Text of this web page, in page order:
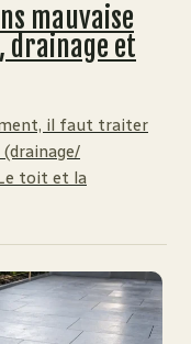
mauvaise
drainage et
il faut traiter
(drainage/
toit et la